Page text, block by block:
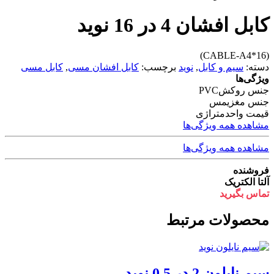
کابل افشان 4 در 16 نوید
(CABLE-A4*16)
دسته: سیم و کابل, نوید برچسب: کابل افشان مسی, کابل مسی
ویژگی‌ها
جنس روکشPVC
جنس مغزیمس
قیمت واحدمتراژی
مشاهده همه ویژگی‌ها
مشاهده همه ویژگی‌ها
فروشنده
آلتا الکتریک
تماس بگیرید
محصولات مرتبط